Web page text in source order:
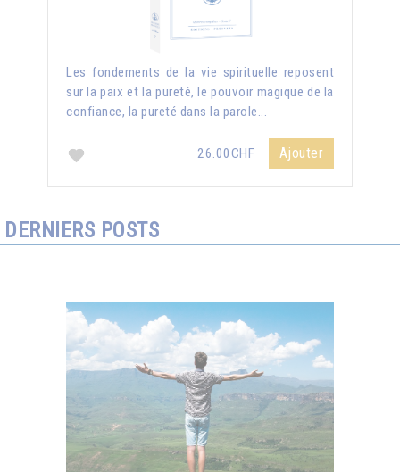
Les fondements de la vie spirituelle reposent
sur la paix et la pureté, le pouvoir magique de la
confiance, la pureté dans la parole...
26.00CHF Ajouter
DERNIERS POSTS